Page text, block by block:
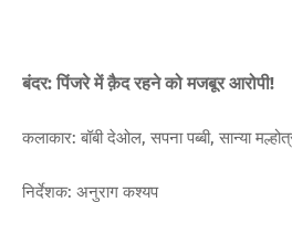
बंदर: पिंजरे में क़ैद रहने को मजबूर आरोपी!
कलाकार: बॉबी देओल, सपना पब्बी, सान्या
निर्देशक: अनुराग कश्यप